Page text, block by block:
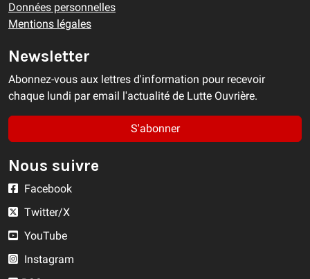
Données personnelles
Mentions légales
Newsletter
Abonnez-vous aux lettres d'information pour recevoir
chaque lundi par email l'actualité de Lutte Ouvrière.
S'abonner
Nous suivre
Facebook
Twitter/X
YouTube
Instagram